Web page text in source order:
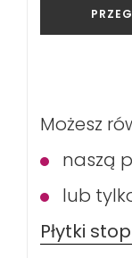
Możesz
naszą
lub
Płytki